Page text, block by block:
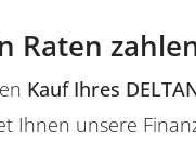
Raten
Kauf Ihres
unsere